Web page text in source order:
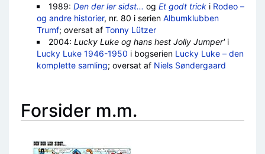
1989: Den der ler sidst... og Et godt tricki Rodeo –
og andre historier, nr. 80 i serien Albumklubben
Trumf; oversat af Tonny Lützer
2004: Lucky Luke og hans hest Jolly Jumper'i
Lucky Luke 1946-1950 i bogserien Lucky Luke – den
komplette samling; oversat af Niels Søndergaard
Forsider m.m.